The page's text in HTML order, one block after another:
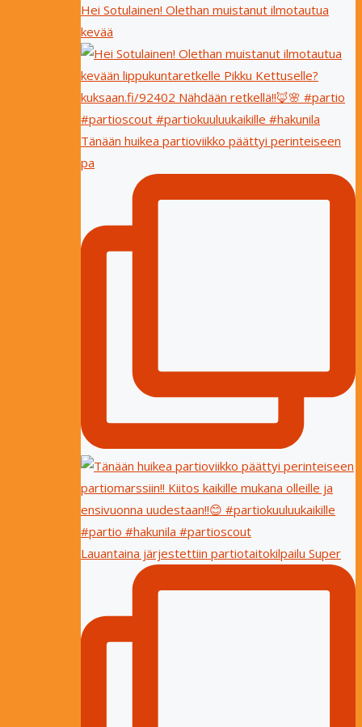
Hei Sotulainen! Olethan muistanut ilmotautua
kevää
Tänään huikea partioviikko päättyi perinteiseen
pa
Lauantaina järjestettiin partiotaitokilpailu Super